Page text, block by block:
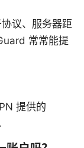
议、服务器距
常常能提
提供的